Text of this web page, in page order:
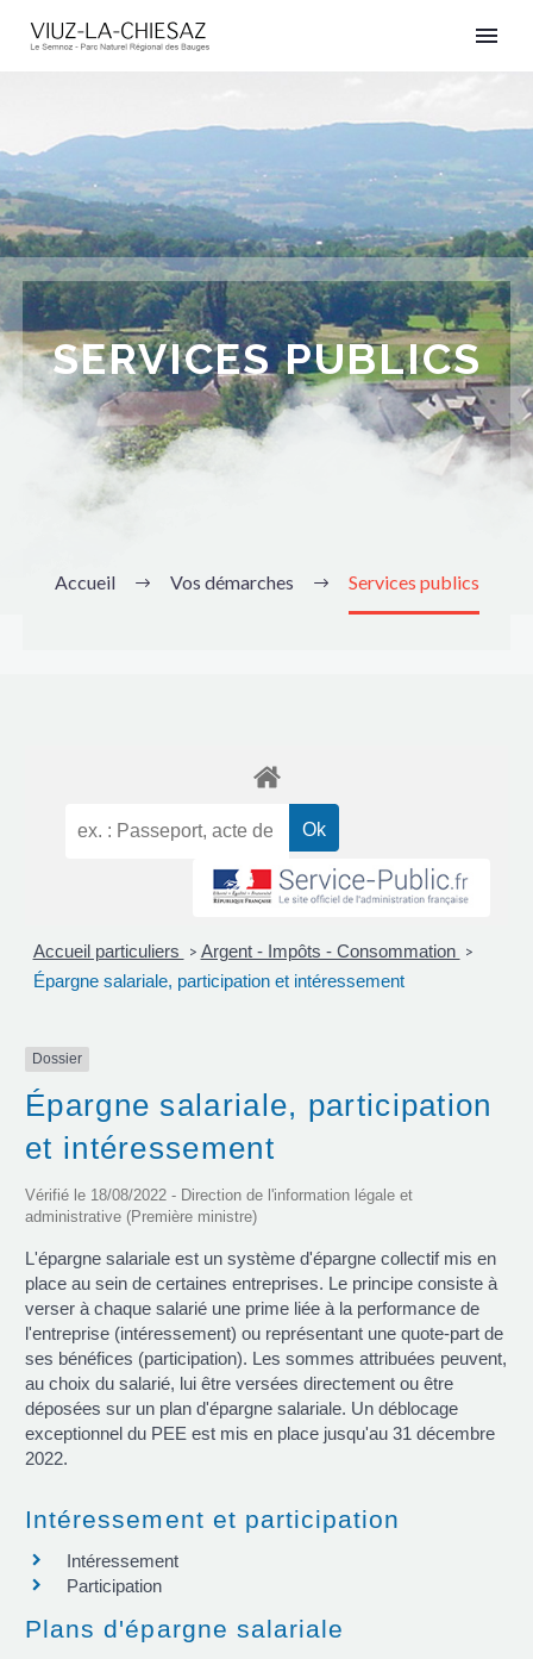
SERVICES PUBLICS
Accueil Vos démarches Services publics
Accueil particuliers > Argent - Impôts - Consommation >
Épargne salariale, participation et intéressement
Dossier
Épargne salariale, participation
et intéressement
Vérifié le 18/08/2022 - Direction de l'information légale et
administrative (Première ministre)
L'épargne salariale est un système d'épargne collectif mis en
place au sein de certaines entreprises. Le principe consiste à
verser à chaque salarié une prime liée à la performance de
l'entreprise (intéressement) ou représentant une quote-part de
ses bénéfices (participation). Les sommes attribuées peuvent,
au choix du salarié, lui être versées directement ou être
déposées sur un plan d'épargne salariale. Un déblocage
exceptionnel du PEE est mis en place jusqu'au 31 décembre
2022.
Intéressement et participation
Intéressement
Participation
Plans d'épargne salariale